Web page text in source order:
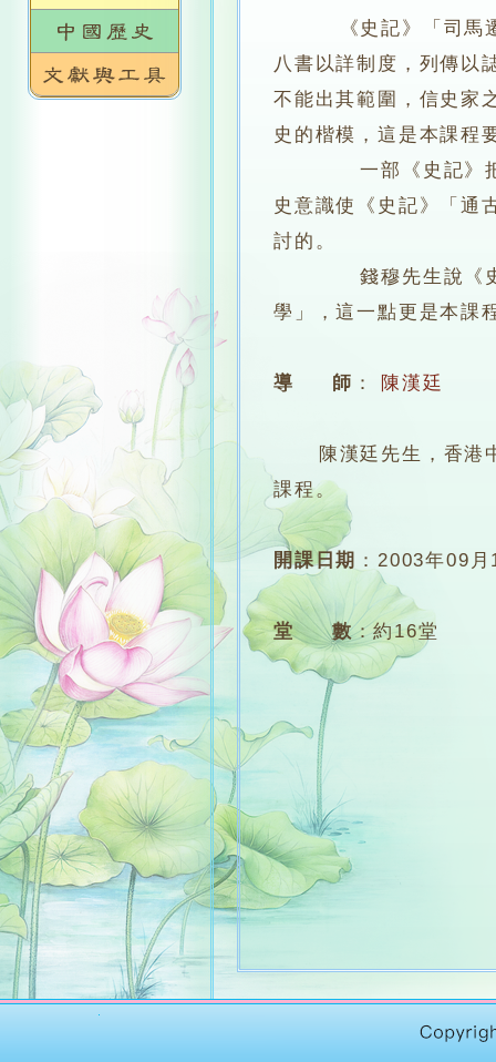
《史記》「司馬
八書以詳制度，列傳以
不能出其範圍，信史家
史的楷模，這是本課程
一部《史記》把司馬
史意識使《史記》「通
討的。
錢穆先生說《史記》
學」，這一點更是本課
導 師 ： 陳漢廷
陳漢廷先生，香港中
課程。
開課日期 ：2003年09月
堂 數：約16堂